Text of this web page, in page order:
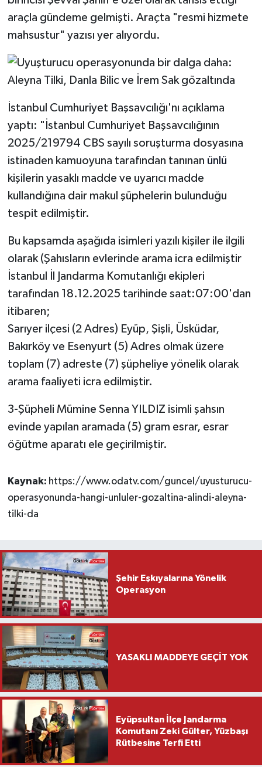
araçla gündeme gelmişti. Araçta "resmi hizmete
mahsustur" yazısı yer alıyordu.
İstanbul Cumhuriyet Başsavcılığı'nı açıklama
yaptı: "İstanbul Cumhuriyet Başsavcılığının
2025/219794 CBS sayılı soruşturma dosyasına
istinaden kamuoyuna tarafından tanınan ünlü
kişilerin yasaklı madde ve uyarıcı madde
kullandığına dair makul şüphelerin bulunduğu
tespit edilmiştir.
Bu kapsamda aşağıda isimleri yazılı kişiler ile ilgili
olarak (Şahısların evlerinde arama icra edilmiştir
İstanbul İl Jandarma Komutanlığı ekipleri
tarafından 18.12.2025 tarihinde saat:07:00'dan
itibaren;
Sarıyer ilçesi (2 Adres) Eyüp, Şişli, Üsküdar,
Bakırköy ve Esenyurt (5) Adres olmak üzere
toplam (7) adreste (7) şüpheliye yönelik olarak
arama faaliyeti icra edilmiştir.
3-Şüpheli Mümine Senna YILDIZ isimli şahsın
evinde yapılan aramada (5) gram esrar, esrar
öğütme aparatı ele geçirilmiştir.
Kaynak: https://www.odatv.com/guncel/uyusturucu-
operasyonunda-hangi-unluler-gozaltina-alindi-aleyna-
tilki-da
Şehir Eşkıyalarına Yönelik
Operasyon
YASAKLI MADDEYE GEÇİT YOK
Eyüpsultan İlçe Jandarma
Komutanı Zeki Gülter, Yüzbaşı
Rütbesine Terfi Etti